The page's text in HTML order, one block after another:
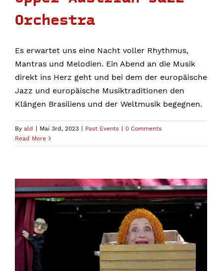
Orchestra
Es erwartet uns eine Nacht voller Rhythmus,
Mantras und Melodien. Ein Abend an die Musik
direkt ins Herz geht und bei dem der europäische
Jazz und europäische Musiktraditionen den
Klängen Brasiliens und der Weltmusik begegnen.
By ald Mai 3rd, 2023 Past Events
0 Comments
Read More